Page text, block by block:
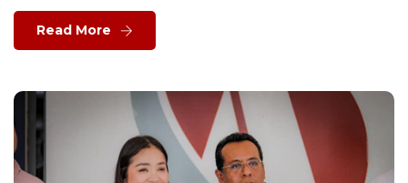
Read More